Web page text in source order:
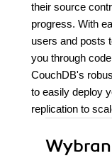
their source
progress. With
users and posts
you through
CouchDB's
to easily deploy
replication to